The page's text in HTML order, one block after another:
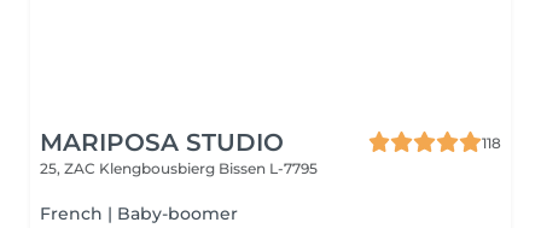
MARIPOSA STUDIO
118
25, ZAC Klengbousbierg Bissen L-7795
French | Baby-boomer